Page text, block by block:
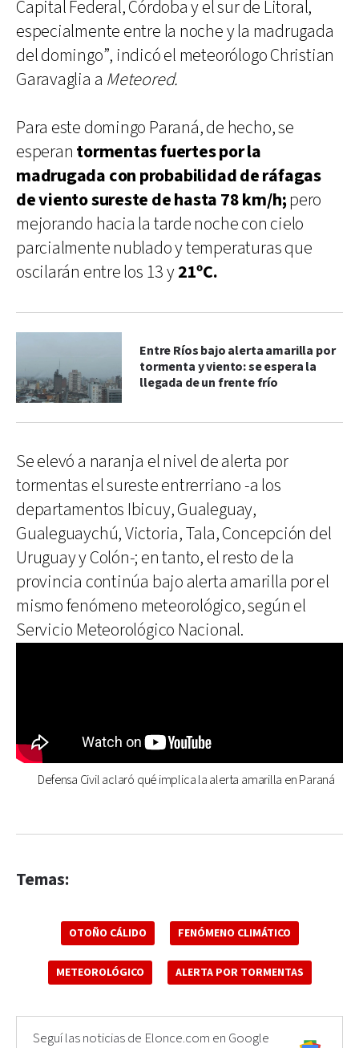
Capital Federal, Córdoba y el sur de Litoral,
especialmente entre la noche y la madrugada
del domingo”, indicó el meteorólogo Christian
Garavaglia a Meteored.
Para este domingo Paraná, de hecho, se
esperan tormentas fuertes por la
madrugada con probabilidad de ráfagas
de viento sureste de hasta 78 km/h;pero
mejorando hacia la tarde noche con cielo
parcialmente nublado y temperaturas que
oscilarán entre los 13 y21ºC.
Entre Ríos bajo alerta amarilla por
tormenta y viento: se espera la
llegada de un frente frío
Se elevó a naranja el nivel de alerta por
tormentas el sureste entrerriano -a los
departamentos Ibicuy, Gualeguay,
Gualeguaychú, Victoria, Tala, Concepción del
Uruguay y Colón-; en tanto, el resto de la
provincia continúa bajo alerta amarilla por el
mismo fenómeno meteorológico, según el
Servicio Meteorológico Nacional.
Defensa Civil aclaró qué implica la alerta amarilla en Paraná
Temas:
OTOÑO CÁLIDO FENÓMENO CLIMÁTICO
METEOROLÓGICO ALERTA POR TORMENTAS
Seguí las noticias de Elonce.com en Google